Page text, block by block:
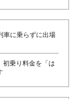
車に乗らずに出場
乗り料金を「は